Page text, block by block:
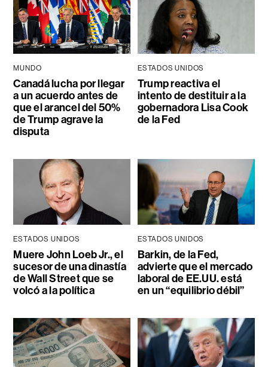
MUNDO
Canadá lucha por llegar
a un acuerdo antes de
que el arancel del 50%
de Trump agrave la
disputa
ESTADOS UNIDOS
Trump reactiva el
intento de destituir a la
gobernadora Lisa Cook
de la Fed
ESTADOS UNIDOS
Muere John Loeb Jr., el
sucesor de una dinastía
de Wall Street que se
volcó a la política
ESTADOS UNIDOS
Barkin, de la Fed,
advierte que el mercado
laboral de EE.UU. está
en un “equilibrio débil”